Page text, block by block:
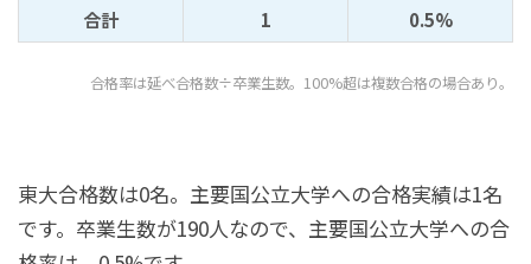
合計
1 0.5%
合格率は延べ合格数÷卒業生数。100%超は複数合格の場合あり。
東大合格数は0名。主要国公立大学への合格実績は1名
です。卒業生数が190人なので、主要国公立大学への合